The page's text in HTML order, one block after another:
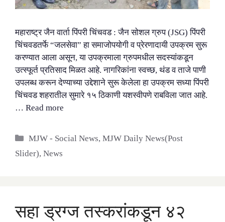
महाराष्ट्र जैन वार्ता पिंपरी चिंचवड : जैन सोशल ग्रुप (JSG) पिंपरी
चिंचवडतर्फे “जलसेवा” हा समाजोपयोगी व प्रेरणादायी उपक्रम सुरू
करण्यात आला असून, या उपक्रमाला ग्रुपमधील सदस्यांकडून
उत्स्फूर्त प्रतिसाद मिळत आहे. नागरिकांना स्वच्छ, थंड व ताजे पाणी
उपलब्ध करून देण्याच्या उद्देशाने सुरू केलेला हा उपक्रम सध्या पिंपरी
चिंचवड शहरातील सुमारे १५ ठिकाणी यशस्वीपणे राबविला जात आहे.
… Read more
Categories
MJW - Social News,MJW Daily News(Post
Slider), News
सहा ड्रग्ज तस्करांकडून ४२